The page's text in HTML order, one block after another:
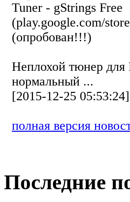
Tuner - gStrings Free
(play.google.com/
(опробован!!!)
Неплохой тюнер
нормальный ...
[2015-12-25 05:53:24]
полная версия
Последние